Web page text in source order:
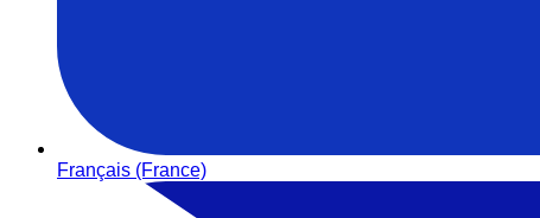
Français (France)